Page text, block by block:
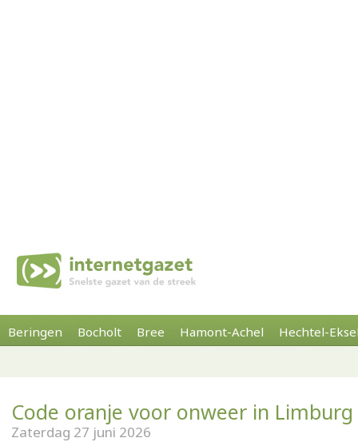
Beringen Bocholt Bree Hamont-Achel Hechtel-
Code oranje voor onweer in Limburg
Zaterdag 27 juni 2026